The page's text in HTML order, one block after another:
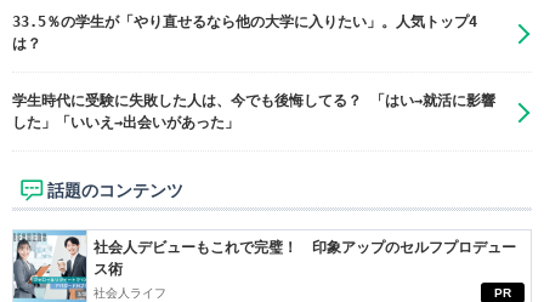
33.5％の学生が「やり直せるなら他の大学に入りたい」。人気トップ4
は？
学生時代に受験に失敗した人は、今でも後悔してる？ 「はい→就活に影響
した」「いいえ→出会いがあった」
話題のコンテンツ
PR
社会人デビューもこれで完璧！ 印象アップのセルフプロデュー
ス術
社会人ライフ